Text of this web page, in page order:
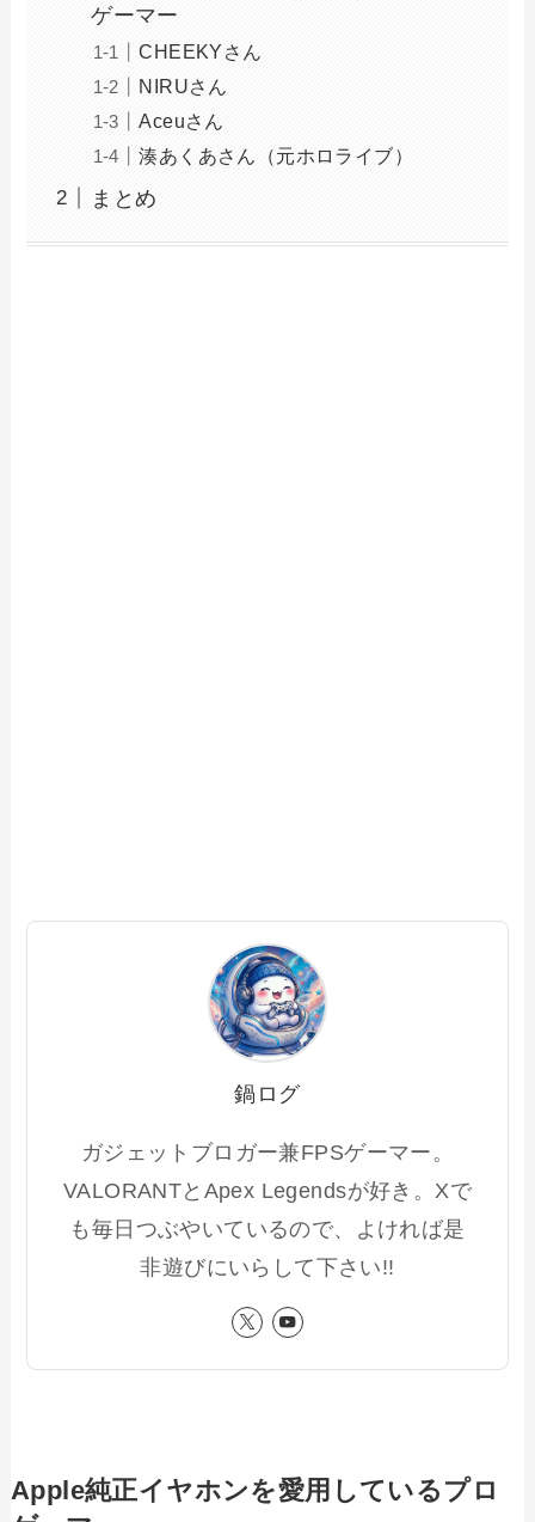
ゲーマー
CHEEKYさん
NIRUさん
Aceuさん
湊あくあさん（元ホロライブ）
まとめ
鍋ログ
ガジェットブロガー兼FPSゲーマー。
VALORANTとApex Legendsが好き。Xで
も毎日つぶやいているので、よければ是
非遊びにいらして下さい!!
Apple純正イヤホンを愛用しているプロ